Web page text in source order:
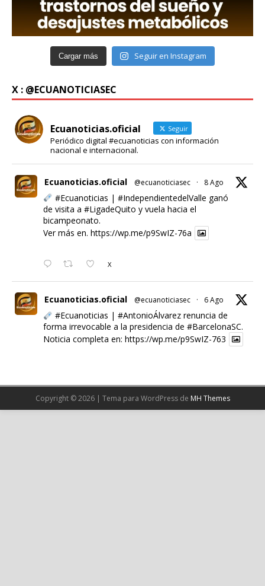
Cargar más Seguir en Instagram
X : @ECUANOTICIASEC
Ecuanoticias.oficial Seguir
Periódico digital #ecuanoticias con información
nacional e internacional.
Ecuanoticias.oficial @ecuanoticiasec · 8 Ago
#Ecuanoticias | #IndependientedelValle ganó
de visita a #LigadeQuito y vuela hacia el
bicampeonato.
Ver más en. https://wp.me/p9SwIZ-76a
X
Ecuanoticias.oficial @ecuanoticiasec · 6 Ago
#Ecuanoticias | #AntonioÁlvarezrenuncia de
forma irrevocable a la presidencia de #BarcelonaSC.
Noticia completa en: https://wp.me/p9SwIZ-763
Cargar más
Copyright © 2026 | Tema para WordPress de MH Themes